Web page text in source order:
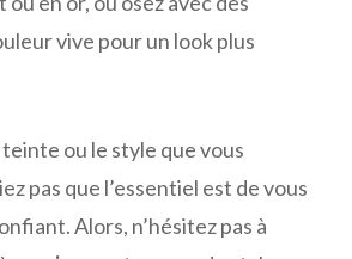
vive pour un look plus
ou le style que vous
pas que l’essentiel est de vous
Alors, n’hésitez pas à